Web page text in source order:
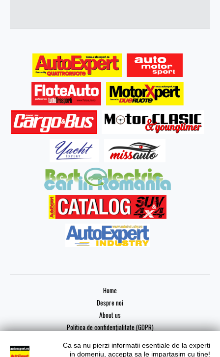
Home
Despre noi
About us
Politica de confidențialitate (GDPR)
Ca sa nu pierzi informatii esentiale de la experti
in domeniu, accepta sa le impartasim cu tine!